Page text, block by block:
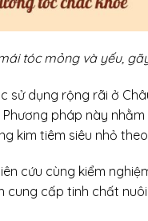
tóc mỏng và yếu,
dụng rộng rãi ở
pháp này
kim tiêm siêu nhỏ
cứu cùng kiểm
cung cấp tinh chất